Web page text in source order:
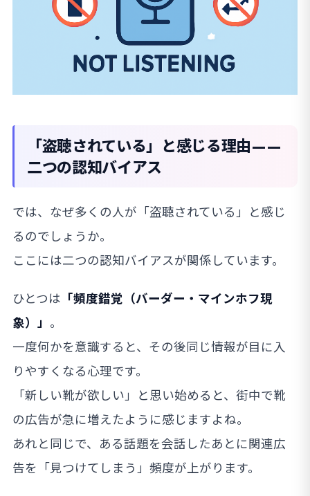
「盗聴されている」と感じる理由——
二つの認知バイアス
では、なぜ多くの人が「盗聴されている」と感じ
るのでしょうか。
ここには二つの認知バイアスが関係しています。
ひとつは 「頻度錯覚（バーダー・マインホフ現
象）」 。
一度何かを意識すると、その後同じ情報が目に入
りやすくなる心理です。
「新しい靴が欲しい」と思い始めると、街中で靴
の広告が急に増えたように感じますよね。
あれと同じで、ある話題を会話したあとに関連広
告を「見つけてしまう」頻度が上がります。